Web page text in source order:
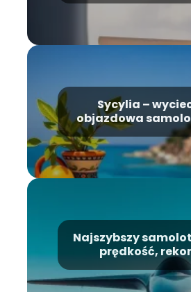
Sycylia –
objazdowa
warto
Najszybszy
prędkość,
przyszłość